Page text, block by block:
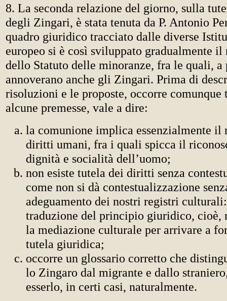
8. La seconda relazione del giorno, sulla
degli Zingari, è stata tenuta da P. Antonio
quadro giuridico tracciato dalle diverse
europeo si è così sviluppato gradualmente
dello Statuto delle minoranze, fra le quali, a
annoverano anche gli Zingari. Prima di
risoluzioni e le proposte, occorre comunque
alcune premesse, vale a dire:
la comunione implica essenzialmente il
diritti umani, fra i quali spicca il
dignità e socialità dell’uomo;
non esiste tutela dei diritti senza
come non si dà contestualizzazione
adeguamento dei nostri registri
traduzione del principio giuridico, cioè,
la mediazione culturale per arrivare a
tutela giuridica;
occorre un glossario corretto che
lo Zingaro dal migrante e dallo
esserlo, in certi casi, naturalmente.